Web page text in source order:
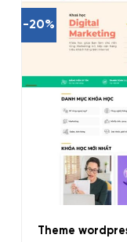
-20%
Theme